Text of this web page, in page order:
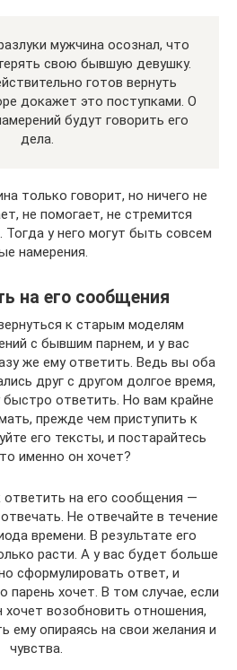
мужчина осознал, что
свою бывшую девушку.
готов вернуть
докажет это поступками. О
будут говорить его
дела.
только говорит, но ничего не
не помогает, не стремится
Тогда у него могут быть совсем
намерения.
на его сообщения
к старым моделям
с бывшим парнем, и у вас
же ему ответить. Ведь вы оба
друг с другом долгое время,
ответить. Но вам крайне
прежде чем приступить к
его тексты, и постарайтесь
именно он хочет?
ответить на его сообщения —
Не отвечайте в течение
времени. В результате его
расти. А у вас будет больше
сформулировать ответ, и
парень хочет. В том случае, если
возобновить отношения,
ему опираясь на свои желания и
чувства.